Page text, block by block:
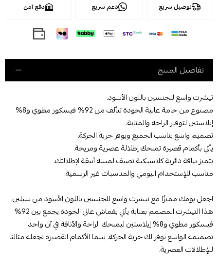
توصيل سريع دعم سريع دفع آمن
تفاصيل المنتج
تيشرت واسع للجنسين باللون الأسود.
مصنوع من خامة عالية الجودة تتألف من 92% فيسكوز مطوي و8%
إيلاستين لتوفير الراحة والمتانة.
تصميم واسع يناسب الجميع ويوفر حرية الحركة.
يأتي بأكمام قصيرة تمنحك إطلالة عصرية ومريحة.
يتميز بياقة دائرية كلاسيكية تضيف لمسة أنيقة لإطلالتك.
مناسب للإستخدام اليومي والمناسبات غير الرسمية.
اجعل يومك مميزًا مع تيشرت واسع للجنسين باللون الأسود من سيلين.
هذا التيشرت المصمم بعناية يأتي بقماش عالي الجودة يجمع بين 92%
فيسكوز مطوي و8% إيلاستين ليمنحك الراحة والأناقة في آن واحد.
تصميمه الواسع يوفر لك حرية الحركة، بينما الأكمام القصيرة تجعله مثاليًا
للإطلالات العصرية.